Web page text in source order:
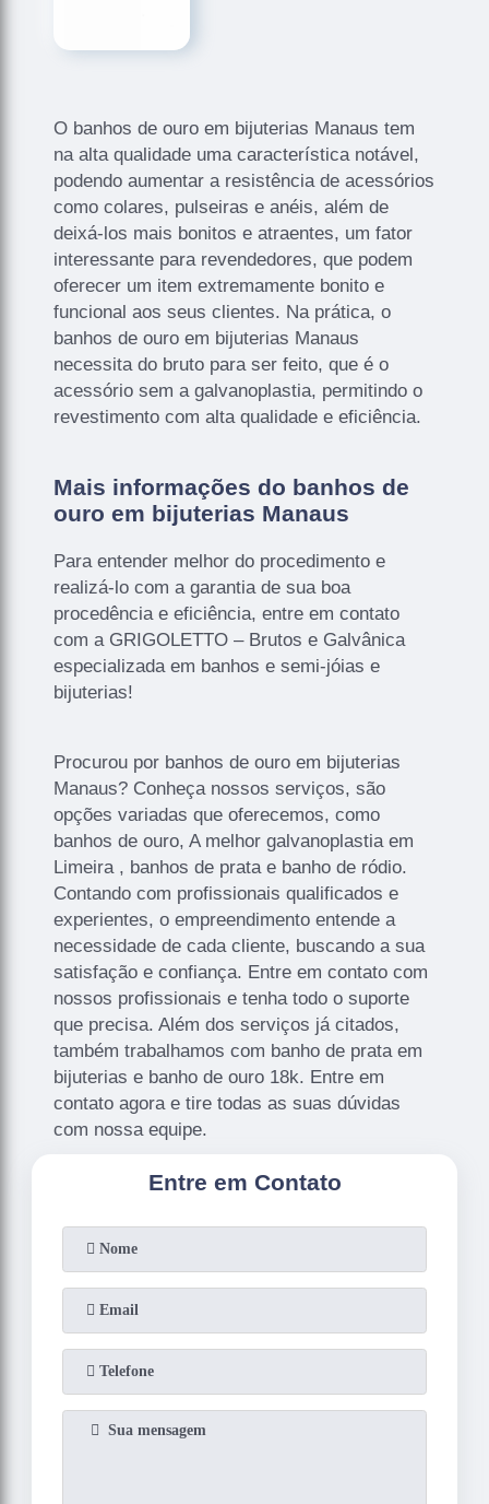
O banhos de ouro em bijuterias Manaus tem
na alta qualidade uma característica notável,
podendo aumentar a resistência de acessórios
como colares, pulseiras e anéis, além de
deixá-los mais bonitos e atraentes, um fator
interessante para revendedores, que podem
oferecer um item extremamente bonito e
funcional aos seus clientes. Na prática, o
banhos de ouro em bijuterias Manaus
necessita do bruto para ser feito, que é o
acessório sem a galvanoplastia, permitindo o
revestimento com alta qualidade e eficiência.
Mais informações do banhos de
ouro em bijuterias Manaus
Para entender melhor do procedimento e
realizá-lo com a garantia de sua boa
procedência e eficiência, entre em contato
com a GRIGOLETTO – Brutos e Galvânica
especializada em banhos e semi-jóias e
bijuterias!
Procurou por banhos de ouro em bijuterias
Manaus? Conheça nossos serviços, são
opções variadas que oferecemos, como
banhos de ouro, A melhor galvanoplastia em
Limeira , banhos de prata e banho de ródio.
Contando com profissionais qualificados e
experientes, o empreendimento entende a
necessidade de cada cliente, buscando a sua
satisfação e confiança. Entre em contato com
nossos profissionais e tenha todo o suporte
que precisa. Além dos serviços já citados,
também trabalhamos com banho de prata em
bijuterias e banho de ouro 18k. Entre em
contato agora e tire todas as suas dúvidas
com nossa equipe.
Entre em Contato